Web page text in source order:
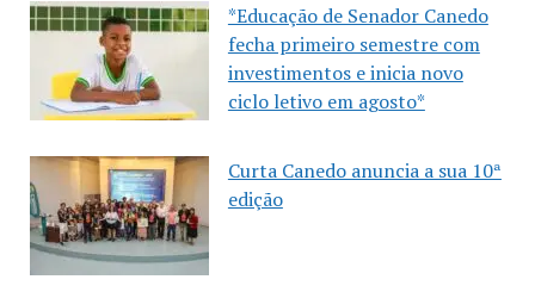
*Educação de Senador Canedo
fecha primeiro semestre com
investimentos e inicia novo
ciclo letivo em agosto*
Curta Canedo anuncia a sua 10ª
edição